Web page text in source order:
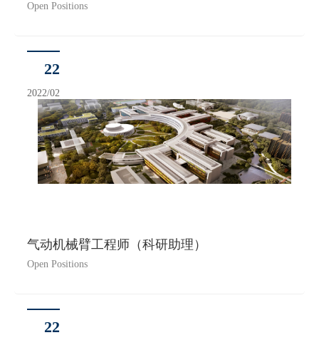
Open Positions
22
2022/02
气动机械臂工程师（科研助理）
Open Positions
22